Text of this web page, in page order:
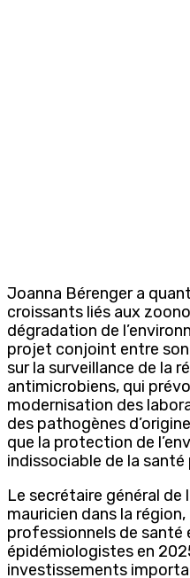
Joanna Bérenger a
croissants liés aux
dégradation de
projet conjoint entre
sur la surveillance de la
antimicrobiens, qui
modernisation des
des pathogènes
que la protection de
indissociable de la santé
Le secrétaire général de
mauricien dans la
professionnels de
épidémiologistes en
investissements